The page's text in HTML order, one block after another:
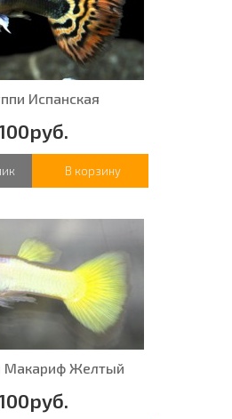
Испанская
В корзину
Макариф Желтый